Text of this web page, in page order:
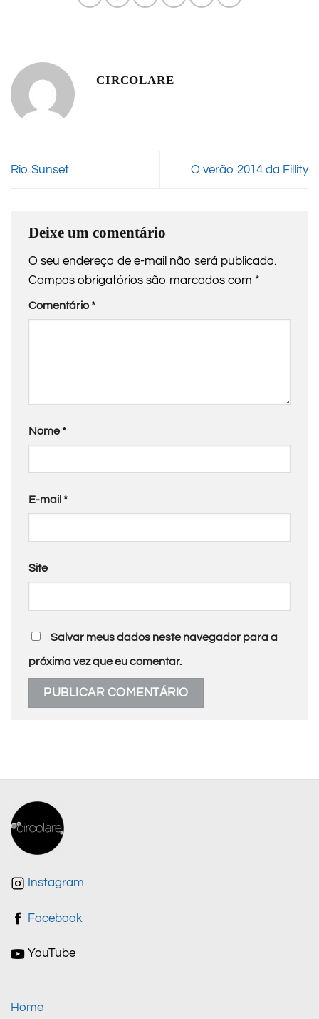
CIRCOLARE
Rio Sunset O verão 2014 da Fillity
Deixe um comentário
O seu endereço de e-mail não será publicado.
Campos obrigatórios são marcados com *
Comentário*
Nome*
E-mail *
Site
Salvar meus dados neste navegador para a
próxima vez que eu comentar.
Instagram
Facebook
YouTube
Home